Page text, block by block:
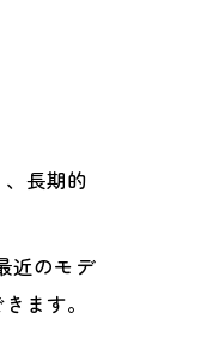
長期的
近のモデ
ます。